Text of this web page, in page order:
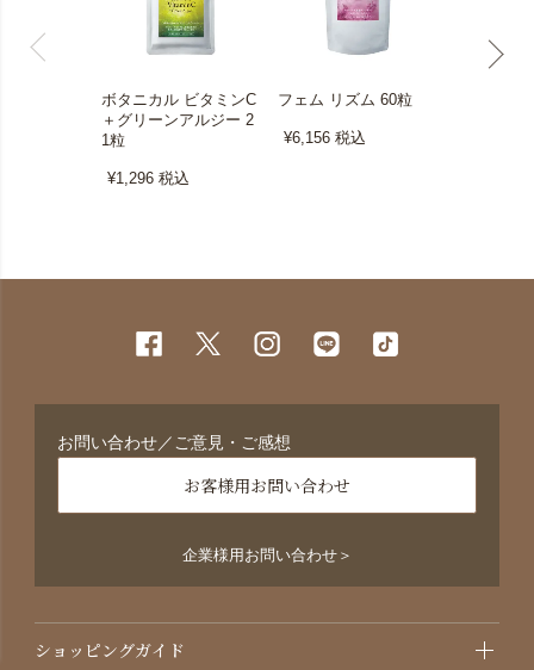
ボタニカル ビタミンC
＋グリーンアルジー 2
1粒
¥1,296税込
フェム リズム 60粒
¥6,156税込
お問い合わせ／ご意見・ご感想
お客様用お問い合わせ
企業様用お問い合わせ＞
ショッピングガイド